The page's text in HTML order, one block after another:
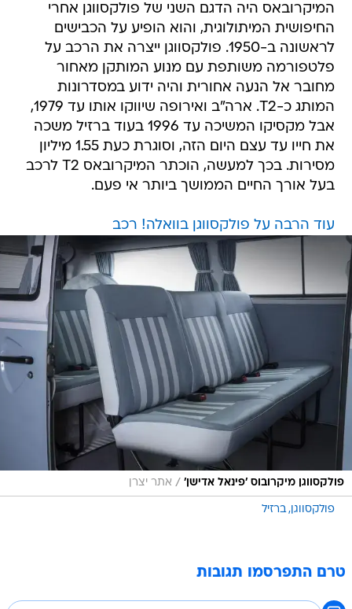
המיקרובאס היה הדגם השני של פולקסווגן אחרי
החיפושית המיתולוגית, והוא הופיע על הכבישים
לראשונה ב-1950. פולקסווגן ייצרה את הרכב על
פלטפורמה משותפת עם מנוע המותקן מאחור
מחובר אל הנעה אחורית והיה ידוע במסדרונות
המותג כ-T2. ארה"ב ואירופה שיווקו אותו עד 1979,
אבל מקסיקו המשיכה עד 1996 בעוד ברזיל משכה
את חייו עד עצם היום הזה, וסוגרת כעת 1.55 מיליון
מסירות. בכך למעשה, הוכתר המיקרובאס T2 לרכב
בעל אורך החיים הממושך ביותר אי פעם.
עוד הרבה על פולקסווגן בוואלה! רכב
פולקסווגן מיקרובוס 'פינאל אדישן' / אתר יצרן
פולקסווגן ברזיל
טרם התפרסמו תגובות